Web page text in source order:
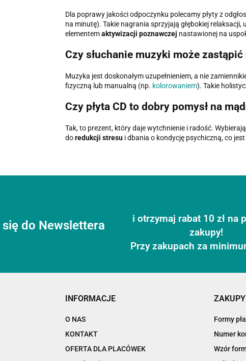
Dla poprawy jakości odpoczynku polecamy płyty z
na minutę). Takie nagrania sprzyjają głębokiej
elementem aktywizacji poznawczej nastawionej na
Czy słuchanie muzyki może
Muzyka jest doskonałym uzupełnieniem, a nie
fizyczną lub manualną (np. kolorowaniem). Takie
Czy płyta CD to dobry pomysł na
Tak, to prezent, który daje wytchnienie i radość.
do redukcji stresu i dbania o kondycję psychiczną, co
do Newslettera
i otrzymaj rabat 10 zł na
zakupy!
Przy zakupach za
INFORMACJE
O NAS
KONTAKT
OFERTA DLA PLACÓWEK
ZAKUPY
Formy
Numer
Wzór